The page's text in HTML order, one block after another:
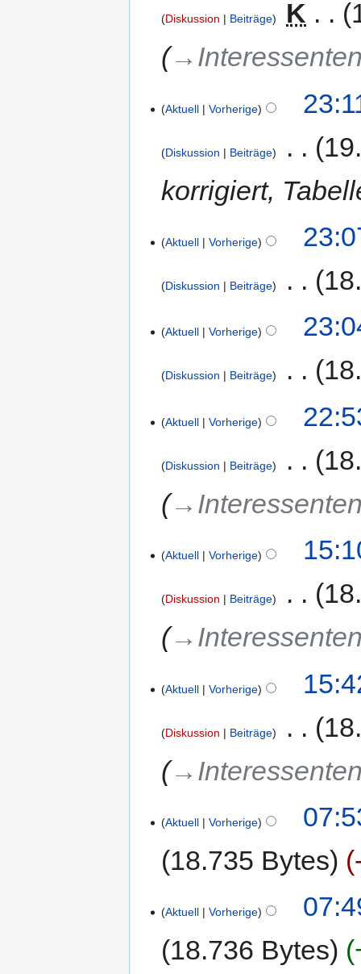
Diskussion Beiträge K
Aktuell Vorherige
Diskussion Beiträge
korrigiert,
Aktuell Vorherige
Diskussion Beiträge
Aktuell Vorherige
Diskussion Beiträge
Aktuell Vorherige
Diskussion Beiträge
Aktuell Vorherige
Diskussion Beiträge
Aktuell Vorherige
Diskussion Beiträge
Aktuell Vorherige
18.735 Bytes
Aktuell Vorherige
18.736 Bytes